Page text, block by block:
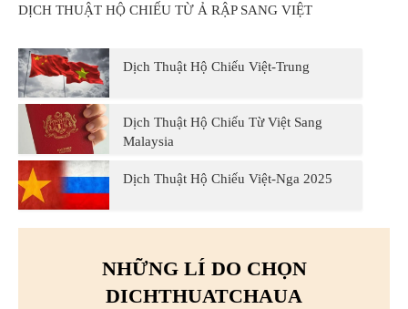
DỊCH THUẬT HỘ CHIẾU TỪ Ả RẬP SANG VIỆT
Dịch Thuật Hộ Chiếu Việt-Trung
Dịch Thuật Hộ Chiếu Từ Việt Sang
Malaysia
Dịch Thuật Hộ Chiếu Việt-Nga 2025
NHỮNG LÍ DO CHỌN
DICHTHUATCHAUA